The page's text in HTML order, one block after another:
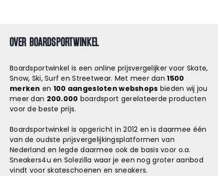
OVER BOARDSPORTWINKEL
Boardsportwinkel is een online prijsvergelijker voor Skate,
Snow, Ski, Surf en Streetwear. Met meer dan1500
merken en 100 aangesloten webshops bieden wij jou
meer dan 200.000 boardsport gerelateerde producten
voor de beste prijs.
Boardsportwinkel is opgericht in 2012 en is daarmee één
van de oudste prijsvergelijkingsplatformen van
Nederland en legde daarmee ook de basis voor o.a.
Sneakers4u en Solezilla waar je een nog groter aanbod
vindt voor skateschoenen en sneakers.